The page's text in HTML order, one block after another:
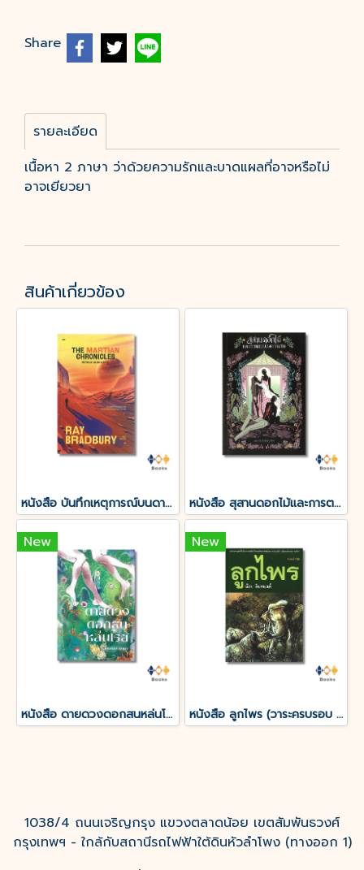
Share
รายละเอียด
เนื้อหา 2 ภาษา ว่าด้วยความรักและบาดแผลที่อาจหรือไม่
อาจเยียวยา
สินค้าเกี่ยวข้อง
หนังสือ บันทึกเหตุการณ์บนดาวอังคาร THE MARTIAN CHRONICLES หนังสือ สุสานดอกไม้และการตายของความรัก
New
หนังสือ ดายดวงดอกสนหล่นโรย
New
หนังสือ ลูกไพร (วาระครบรอบ 120 ปีชาตกาลมาลัย ชูพินิจ)
1038/4 ถนนเจริญกรุง แขวงตลาดน้อย เขตสัมพันธวงศ์
กรุงเทพฯ - ใกล้กับสถานีรถไฟฟ้าใต้ดินหัวลำโพง (ทางออก 1)